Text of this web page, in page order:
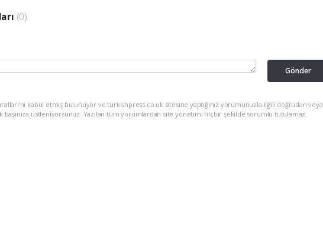
(0)
Gönder
kabul etmiş bulunuyor ve turkishpress.co.uk sitesine yaptığınız yorumunuzla ilgili doğrudan veya
başınıza üstleniyorsunuz. Yazılan tüm yorumlardan site yönetimi hiçbir şekilde sorumlu tutulamaz.